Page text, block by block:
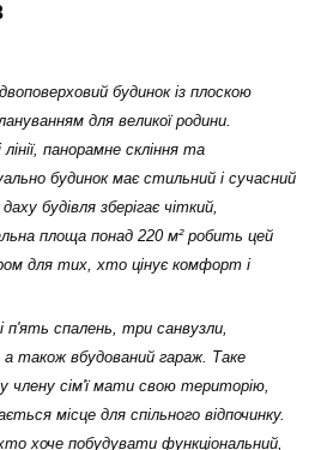
будинок із плоскою
для великої родини.
панорамне скління та
будинок має стильний і сучасний
будівля зберігає чіткий,
площа понад 220 м² робить цей
для тих, хто цінує комфорт і
п'ять спалень, три санвузли,
а також вбудований гараж. Таке
члену сім'ї мати свою територію,
місце для спільного відпочинку.
хоче побудувати функціональний,